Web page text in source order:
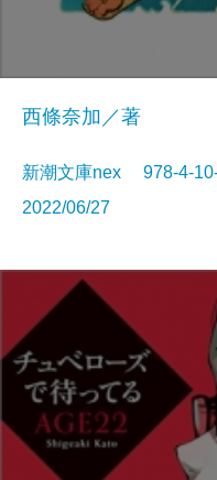
西條奈加／著
新潮文庫nex 978-4-
2022/06/27